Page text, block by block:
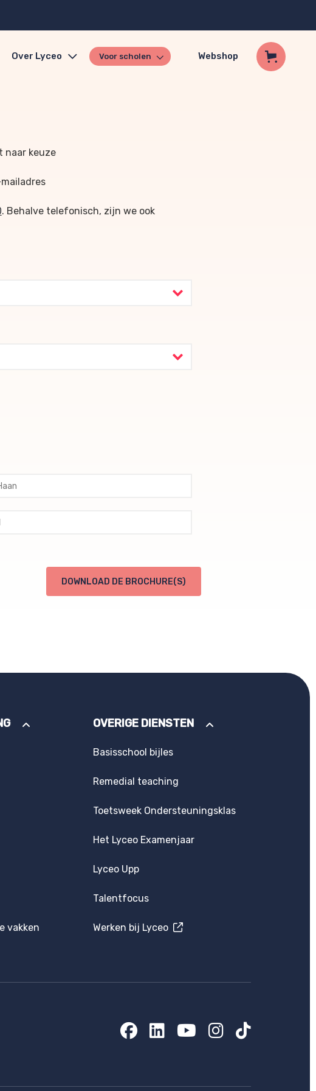
Over Lyceo Voor scholen Webshop
naar keuze
. Behalve telefonisch, zijn we ook
DOWNLOAD DE BROCHURE(S)
vakken
OVERIGE DIENSTEN
Basisschool bijles
Remedial teaching
Toetsweek Ondersteuningsklas
Het Lyceo Examenjaar
Lyceo Upp
Talentfocus
Werken bij Lyceo
Facebook
LinkedIn
YouTube
Instagram
TikTok